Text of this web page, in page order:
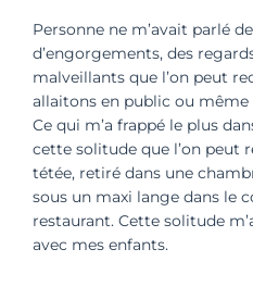
Personne ne m’avait parlé
d’engorgements, des
malveillants que l’on peut
allaitons en public ou
Ce qui m’a frappé le plus
cette solitude que l’on peut
tétée, retiré dans une
sous un maxi lange dans le
restaurant. Cette solitude
avec mes enfants.